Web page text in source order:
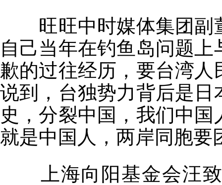
旺旺中时媒体集团
自己当年在钓鱼岛问题
歉的过往经历，要台湾
说到，台独势力背后是
史，分裂中国，我们中
就是中国人，两岸同胞要
上海向阳基金会汪